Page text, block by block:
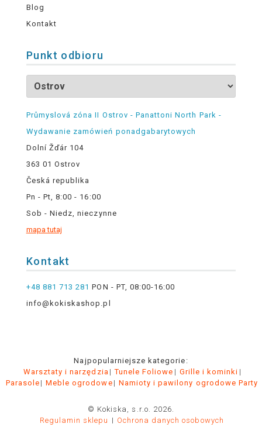
Blog
Kontakt
Punkt odbioru
Průmyslová zóna II Ostrov - Panattoni North Park -
Wydawanie zamówień ponadgabarytowych
Dolní Žďár 104
363 01 Ostrov
Česká republika
Pn - Pt, 8:00 - 16:00
Sob - Niedz, nieczynne
mapa tutaj
Kontakt
+48 881 713 281 PON - PT, 08:00-16:00
info@kokiskashop.pl
Najpopularniejsze kategorie:
Warsztaty i narzędzia
Tunele Foliowe
Grille i kominki
Parasole
Meble ogrodowe Namioty i pawilony ogrodowe Party
© Kokiska, s.r.o. 2026.
Regulamin sklepu
Ochrona danych osobowych